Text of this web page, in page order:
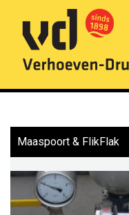
Maaspoort & FlikFlak